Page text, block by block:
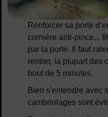
Renforcer sa porte
cornière anti-pince...
par la porte. Il faut
rentrer, la plupart des
bout de 5 minutes.
Bien s'entendre avec
cambriolages sont